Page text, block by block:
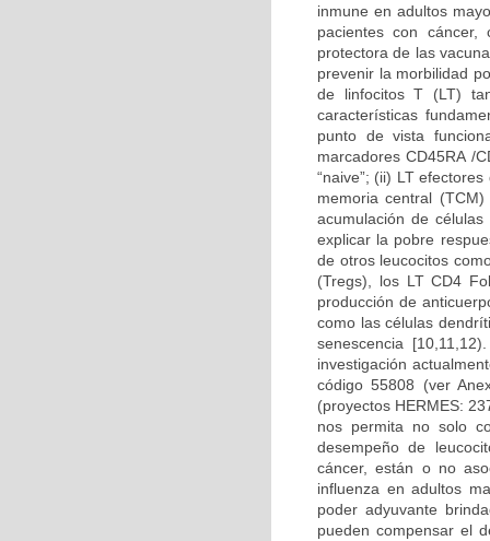
inmune en adultos
pacientes con
protectora de las
prevenir la morbilidad
de linfocitos T (LT)
características
punto de vista
marcadores CD45RA /
“naive”; (ii) LT
memoria central
acumulación de
explicar la pobre
de otros leucocitos
(Tregs), los LT CD4
producción de
como las células
senescencia
investigación
código 55808 (ver
(proyectos HERMES:
nos permita no solo
desempeño de
cáncer, están o no
influenza en adultos
poder adyuvante
pueden compensar el